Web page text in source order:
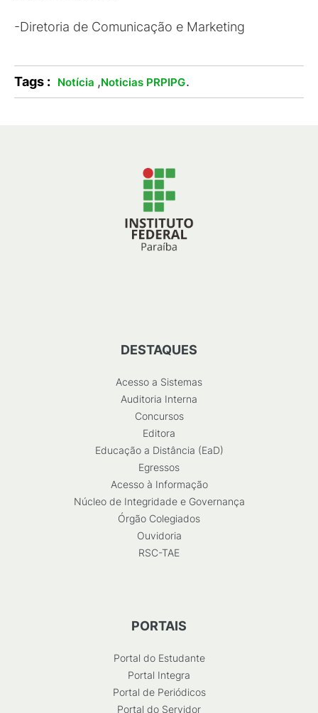
-Diretoria de Comunicação e Marketing
Tags : Notícia ,Noticias PRPIPG.
DESTAQUES
Acesso a Sistemas
Auditoria Interna
Concursos
Editora
Educação a Distância (EaD)
Egressos
Acesso à Informação
Núcleo de Integridade e Governança
Órgão Colegiados
Ouvidoria
RSC-TAE
PORTAIS
Portal do Estudante
Portal Integra
Portal de Periódicos
Portal do Servidor